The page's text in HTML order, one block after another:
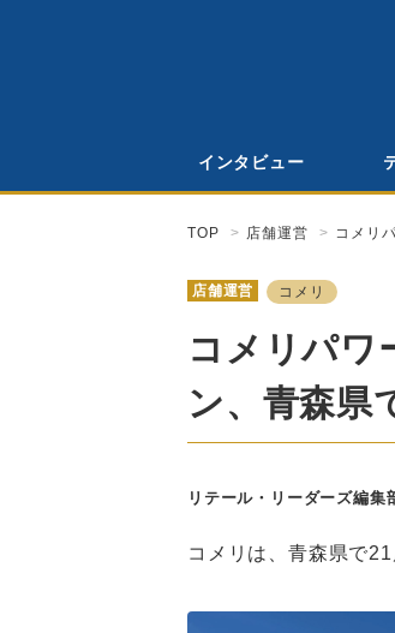
インタビュー
TOP 店舗運営 コメリ
店舗運営 コメリ
コメリパワ
ン、青森県
リテール・リーダーズ編集
コメリは、青森県で